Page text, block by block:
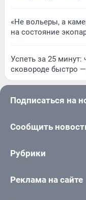
«Не вольеры, а
на состояние
Успеть за 25
сковороде быстро
Подписаться на
Сообщить
Рубрики
Реклама на сайте